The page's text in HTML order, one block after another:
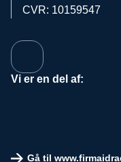
CVR: 10159547
Vi er en del af:
Gå til